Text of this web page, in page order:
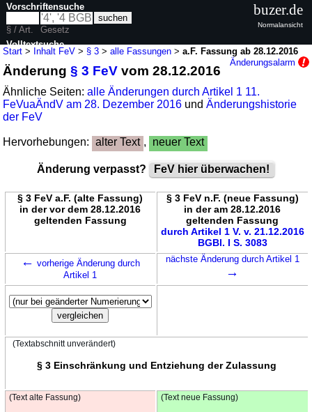
Start > Inhalt FeV > § 3 >alle Fassungen >a.F. Fassung ab 28.12.2016
Änderungsalarm
Änderung§ 3 FeV vom 28.12.2016
Ähnliche Seiten:alle Änderungen durch Artikel 1 11.
FeVuaÄndV am 28. Dezember 2016 undÄnderungshistorie
der FeV
Hervorhebungen: alter Text , neuer Text
Änderung verpasst? FeV hier überwachen!
§ 3 FeV a.F. (alte Fassung)
in der vor dem 28.12.2016
geltenden Fassung
§ 3 FeV n.F. (neue Fassung)
in der am 28.12.2016
geltenden Fassung
durch Artikel 1 V. v. 21.12.2016
BGBl. I S. 3083
← vorherige Änderung durch
Artikel 1
nächste Änderung durch Artikel 1
→
(Textabschnitt unverändert)
§ 3 Einschränkung und Entziehung der Zulassung
(Text alte Fassung) (Text neue Fassung)
Vorschriftensuche
§ / Art.
Gesetz
Volltextsuche
nur in FeV
buzer.de
Normalansicht